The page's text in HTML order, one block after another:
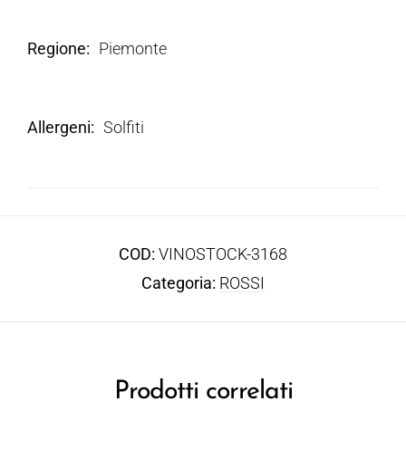
Regione Piemonte
Allergeni Solfiti
COD: VINOSTOCK-3168
Categoria: ROSSI
Prodotti correlati